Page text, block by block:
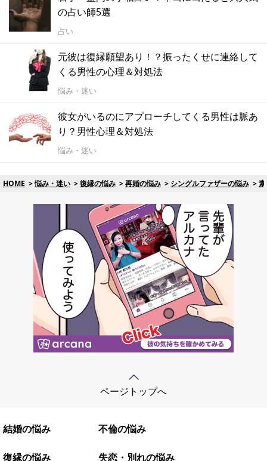
の占い師5選
占い
元彼は復縁願望あり！？振ったくせに連絡して
くる男性の心理＆対処法
悩み・迷い
彼女がいるのにアプローチしてくる男性は脈あ
り？男性心理＆対処法
悩み・迷い
HOME 悩み・迷い 復縁の悩み 再婚の悩み シングルファザーの悩み
ページトップへ
結婚の悩み 不倫の悩み
復縁の悩み 失恋・別れの悩み